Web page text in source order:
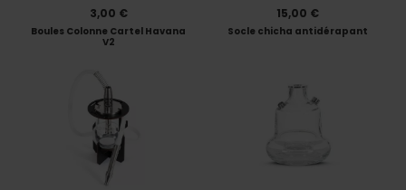
3,00 €
Boules Colonne Cartel Havana
V2
15,00 €
Socle chicha antidérapant